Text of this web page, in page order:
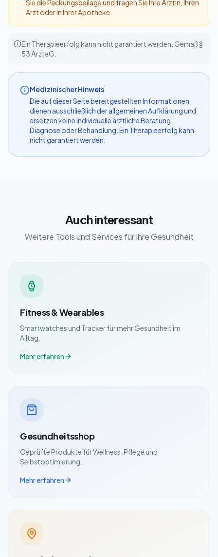
Sie die Packungsbeilage und fragen Sie Ihre Ärztin, Ihren
Arzt oder in Ihrer Apotheke.
Ein Therapieerfolg kann nicht garantiert werden. Gemäß §
53 ÄrzteG.
Medizinischer Hinweis
Die auf dieser Seite bereitgestellten Informationen
dienen ausschließlich der allgemeinen Aufklärung und
ersetzen keine individuelle ärztliche Beratung,
Diagnose oder Behandlung. Ein Therapieerfolg kann
nicht garantiert werden.
Auch interessant
Weitere Tools und Services für Ihre Gesundheit
Fitness & Wearables
Smartwatches und Tracker für mehr Gesundheit im
Alltag.
Mehr erfahren
Gesundheitsshop
Geprüfte Produkte für Wellness, Pflege und
Selbstoptimierung.
Mehr erfahren